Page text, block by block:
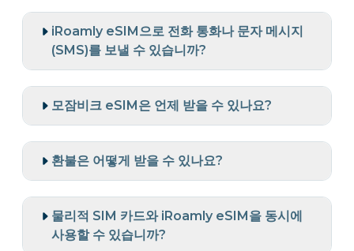
iRoamly eSIM으로 전화 통화나 문자 메시지
(SMS)를 보낼 수 있습니까?
모잠비크 eSIM은 언제 받을 수 있나요?
환불은 어떻게 받을 수 있나요?
물리적 SIM 카드와 iRoamly eSIM을 동시에
사용할 수 있습니까?